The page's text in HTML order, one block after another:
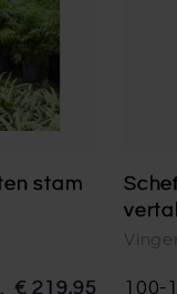
stam
€ 219,95 100-